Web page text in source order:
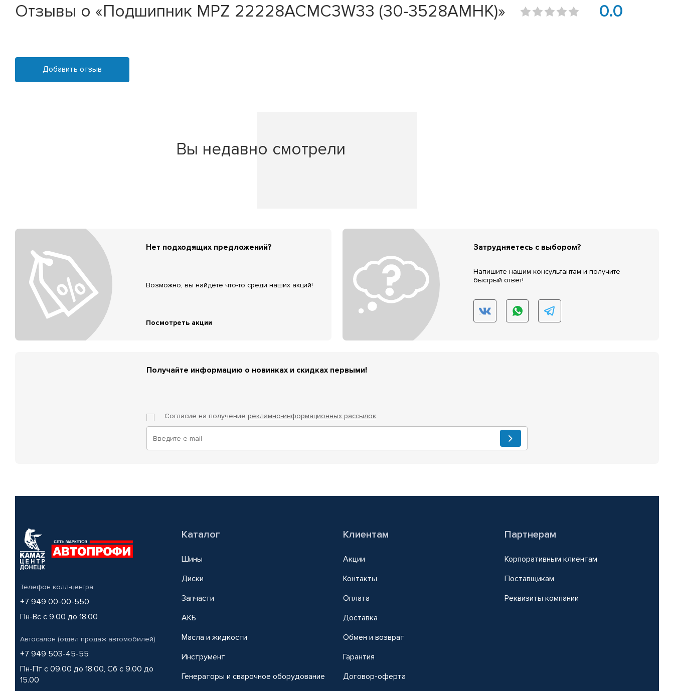
Отзывы о «Подшипник MPZ 22228АСМC3W33 (30-3528АМНК)» 0.0
Добавить отзыв
Вы недавно смотрели
Нет подходящих предложений?
Возможно, вы найдёте что-то среди наших акций!
Посмотреть акции
Затрудняетесь с выбором?
Напишите нашим консультантам и получите
быстрый ответ!
Получайте информацию о новинках и скидках первыми!
Согласие на получение рекламно-информационных рассылок
Телефон колл-центра
+7 949 00-00-550
Пн-Вс с 9.00 до 18.00
Автосалон (отдел продаж автомобилей)
+7 949 503-45-55
Пн-Пт с 09.00 до 18.00, Сб с 9.00 до
15.00
Каталог
Шины
Диски
Запчасти
АКБ
Масла и жидкости
Инструмент
Генераторы и сварочное оборудование
Клиентам
Акции
Контакты
Оплата
Доставка
Обмен и возврат
Гарантия
Договор-оферта
Партнерам
Корпоративным клиентам
Поставщикам
Реквизиты компании